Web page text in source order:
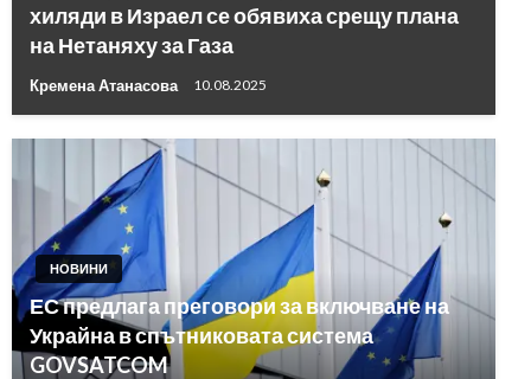
хиляди в Израел се обявиха срещу плана
на Нетаняху за Газа
Кремена Атанасова 10.08.2025
НОВИНИ
ЕС предлага преговори за включване на
Украйна в спътниковата система
GOVSATCOM